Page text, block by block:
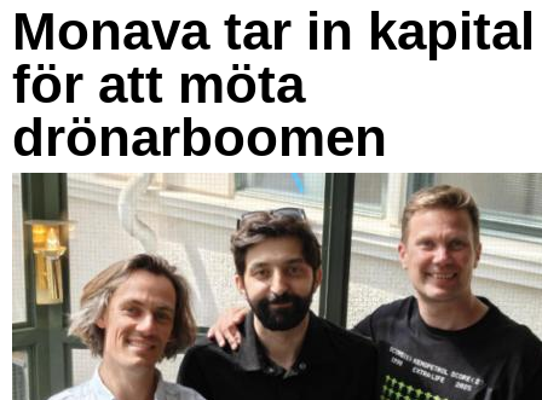
Monava tar in kapital
för att möta
drönarboomen